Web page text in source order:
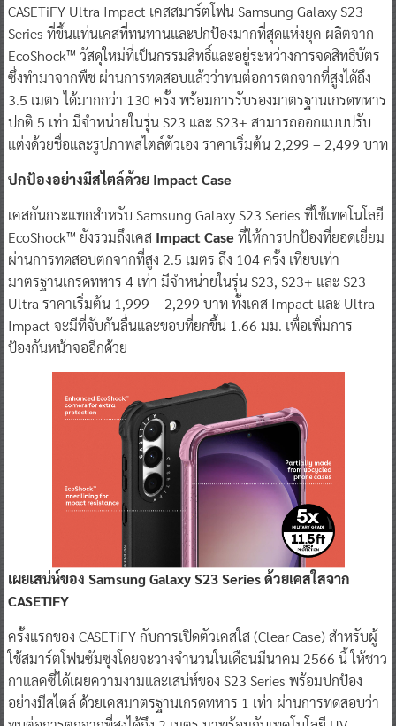
CASETiFY Ultra Impact เคสสมาร์ตโฟน Samsung Galaxy S23
Series ที่ขึ้นแท่นเคสที่ทนทานและปกป้องมากที่สุดแห่งยุค ผลิตจาก
EcoShock™ วัสดุใหม่ที่เป็นกรรมสิทธิ์และอยู่ระหว่างการจดสิทธิบัตร
ซึ่งทำมาจากพืช ผ่านการทดสอบแล้วว่าทนต่อการตกจากที่สูงได้ถึง
3.5 เมตร ได้มากกว่า 130 ครั้ง พร้อมการรับรองมาตรฐานเกรดทหาร
ปกติ 5 เท่า มีจำหน่ายในรุ่น S23 และ S23+ สามารถออกแบบปรับ
แต่งด้วยชื่อและรูปภาพสไตล์ตัวเอง ราคาเริ่มต้น 2,299 – 2,499 บาท
ปกป้องอย่างมีสไตล์ด้วย Impact Case
เคสกันกระแทกสำหรับ Samsung Galaxy S23 Series ที่ใช้เทคโนโลยี
EcoShock™ ยังรวมถึงเคสImpact Caseที่ให้การปกป้องที่ยอดเยี่ยม
ผ่านการทดสอบตกจากที่สูง 2.5 เมตร ถึง 104 ครั้ง เทียบเท่า
มาตรฐานเกรดทหาร 4 เท่า มีจำหน่ายในรุ่น S23, S23+ และ S23
Ultra ราคาเริ่มต้น 1,999 – 2,299 บาท ทั้งเคส Impact และ Ultra
Impact จะมีที่จับกันลื่นและขอบที่ยกขึ้น 1.66 มม. เพื่อเพิ่มการ
ป้องกันหน้าจออีกด้วย
เผยเสน่ห์ของ Samsung Galaxy S23 Series ด้วยเคสใสจาก
CASETiFY
ครั้งแรกของ CASETiFY กับการเปิดตัวเคสใส (Clear Case) สำหรับผู้
ใช้สมาร์ตโฟนซัมซุงโดยจะวางจำนวนในเดือนมีนาคม 2566 นี้ ให้ชาว
กาแลคซี่ได้เผยความงามและเสน่ห์ของ S23 Series พร้อมปกป้อง
อย่างมีสไตล์ ด้วยเคสมาตรฐานเกรดทหาร 1 เท่า ผ่านการทดสอบว่า